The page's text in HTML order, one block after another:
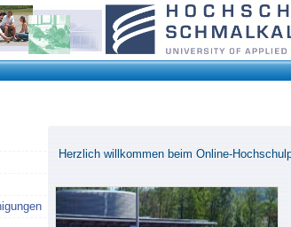
Herzlich willkommen beim Online-